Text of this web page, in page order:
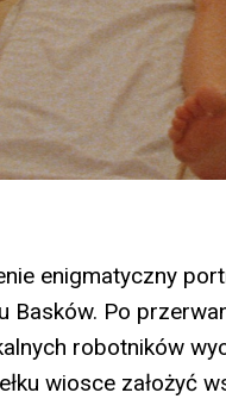
enigmatyczny
Basków. Po
robotników
wiosce założyć